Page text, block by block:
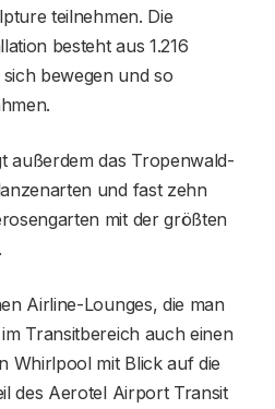
teilnehmen. Die
besteht aus 1.216
bewegen und so
außerdem das Tropenwald-
und fast zehn
mit der größten
Airline-Lounges, die man
Transitbereich auch einen
Whirlpool mit Blick auf die
des Aerotel Airport Transit